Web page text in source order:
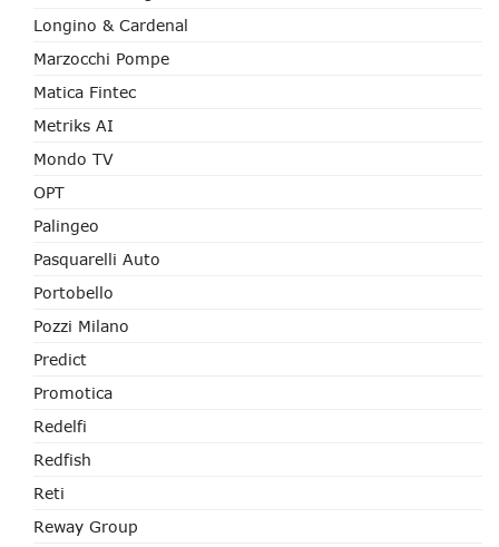
Longino & Cardenal
Marzocchi Pompe
Matica Fintec
Metriks AI
Mondo TV
OPT
Palingeo
Pasquarelli Auto
Portobello
Pozzi Milano
Predict
Promotica
Redelfi
Redfish
Reti
Reway Group